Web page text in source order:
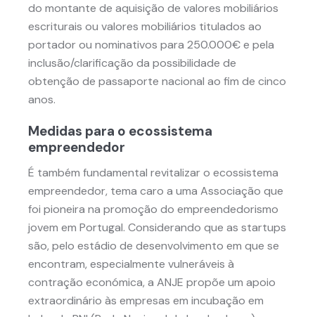
do montante de aquisição de valores mobiliários
escriturais ou valores mobiliários titulados ao
portador ou nominativos para 250.000€ e pela
inclusão/clarificação da possibilidade de
obtenção de passaporte nacional ao fim de cinco
anos.
Medidas para o ecossistema
empreendedor
É também fundamental revitalizar o ecossistema
empreendedor, tema caro a uma Associação que
foi pioneira na promoção do empreendedorismo
jovem em Portugal. Considerando que as startups
são, pelo estádio de desenvolvimento em que se
encontram, especialmente vulneráveis à
contração económica, a ANJE propõe um apoio
extraordinário às empresas em incubação em